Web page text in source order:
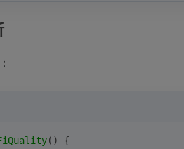
()
{